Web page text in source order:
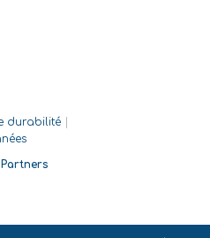
durabilité|